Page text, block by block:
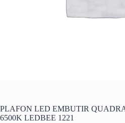
PLAFON LED EMBUTIR
6500K LEDBEE 1221